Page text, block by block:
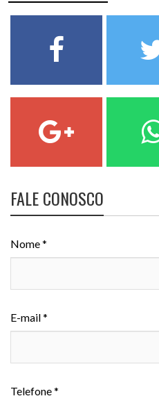
FALE CONOSCO
Nome *
E-mail *
Telefone *